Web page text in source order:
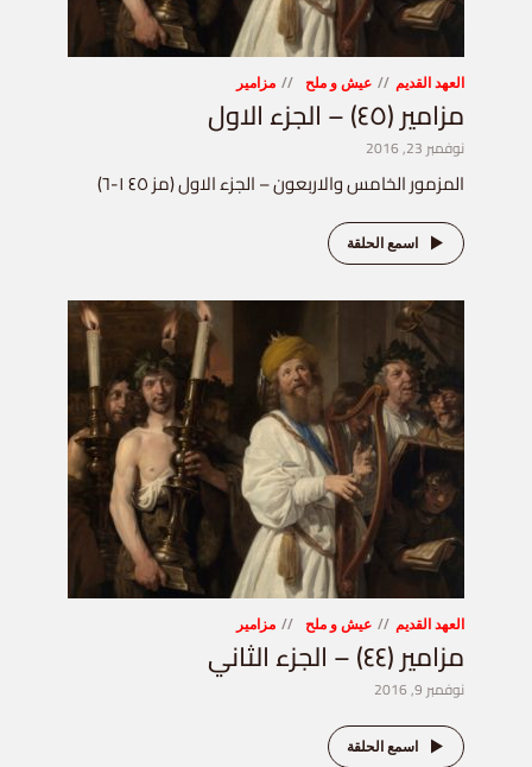
العهد القديم عيش و ملح مزامير
مزامير (٤٥) – الجزء الاول
نوفمبر 23, 2016
المزمور الخامس والاربعون – الجزء الاول (مز ٤٥ ١-٦)
اسمع الحلقة
العهد القديم عيش و ملح مزامير
مزامير (٤٤) – الجزء الثاني
نوفمبر 9, 2016
اسمع الحلقة